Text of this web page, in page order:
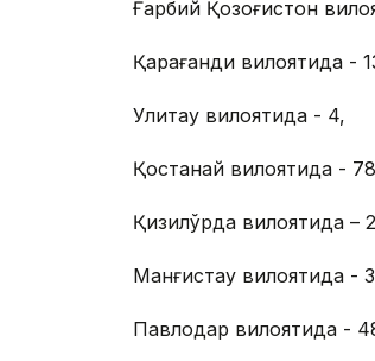
Ғарбий Қозоғистон
Қарағанди вилоятида -
Улитау вилоятида - 4,
Қостанай вилоятида -
Қизилўрда вилоятида –
Манғистау вилоятида -
Павлодар вилоятида -